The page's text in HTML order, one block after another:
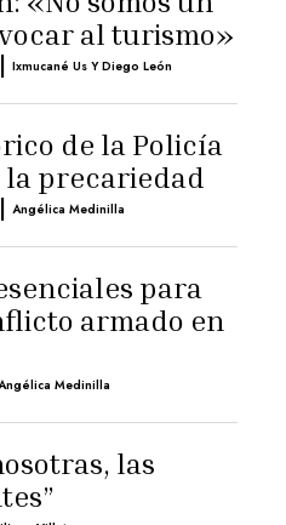
al turismo»
| Ixmucané Us Y Diego León
de la Policía
la precariedad
| Angélica Medinilla
para
armado en
Medinilla
las